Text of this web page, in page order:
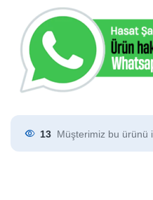
13 Müşterimiz bu ürünü